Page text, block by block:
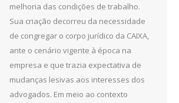
melhoria das condições de trabalho.
Sua criação decorreu da necessidade
de congregar o corpo jurídico da CAIXA,
ante o cenário vigente à época na
empresa e que trazia expectativa de
mudanças lesivas aos interesses dos
advogados. Em meio ao contexto